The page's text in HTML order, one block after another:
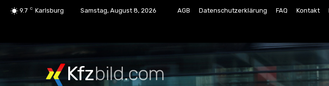
9.7 C Karlsburg Samstag, August 8, 2026 AGB Datenschutzerklärung FAQ Kontakt
Kfzbild.com